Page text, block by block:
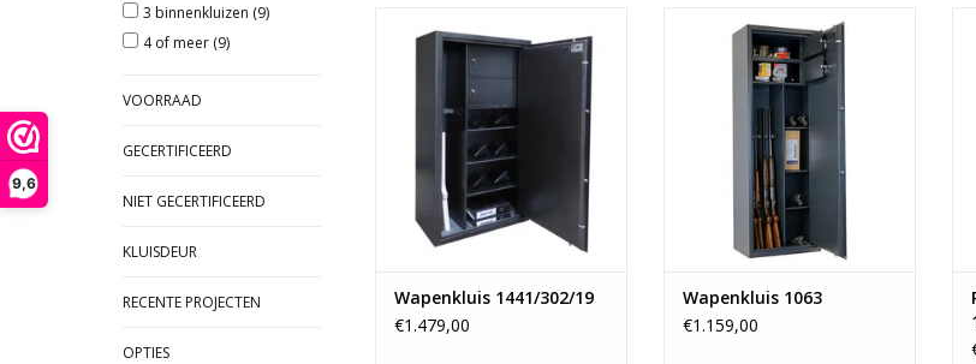
9,6
3 binnenkluizen (9)
4 of meer (9)
VOORRAAD
GECERTIFICEERD
NIET GECERTIFICEERD
KLUISDEUR
RECENTE PROJECTEN
OPTIES
- Ruimte voor 2 geweren
- 2 binnenkluizen
- Vanaf 160 kg
TOEVOEGEN AAN WINKELWAGEN
Wapenkluis 1441/302/19
€1.479,00
- Ruimte voor 5 geweren
- 2 binnenkluizen
- Vanaf 140 kg
TOEVOEGEN AAN WINKELWAGEN
Wapenkluis 1063
€1.159,00